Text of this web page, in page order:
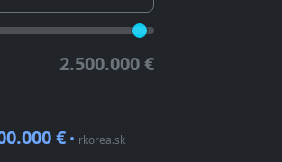
2.500.000 €
€ • rkorea.sk